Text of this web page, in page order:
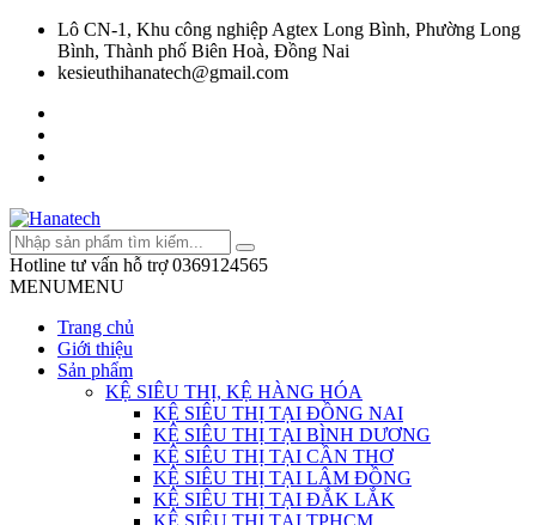
Lô CN-1, Khu công nghiệp Agtex Long Bình, Phường Long
Bình, Thành phố Biên Hoà, Đồng Nai
kesieuthihanatech@gmail.com
Hotline tư vấn hỗ trợ 0369124565
MENUMENU
Trang chủ
Giới thiệu
Sản phẩm
KỆ SIÊU THỊ, KỆ HÀNG HÓA
KỆ SIÊU THỊ TẠI ĐỒNG NAI
KỆ SIÊU THỊ TẠI BÌNH DƯƠNG
KỆ SIÊU THỊ TẠI CẦN THƠ
KỆ SIÊU THỊ TẠI LÂM ĐỒNG
KỆ SIÊU THỊ TẠI ĐẮK LẮK
KỆ SIÊU THỊ TẠI TPHCM